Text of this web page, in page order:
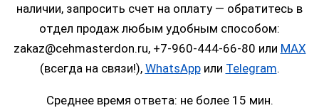
наличии, запросить счет на оплату — обратитесь в
отдел продаж любым удобным способом:
zakaz@cehmasterdon.ru, +7-960-444-66-80 или MAX
(всегда на связи!), WhatsAppили Telegram.
Среднее время ответа: не более 15 мин.